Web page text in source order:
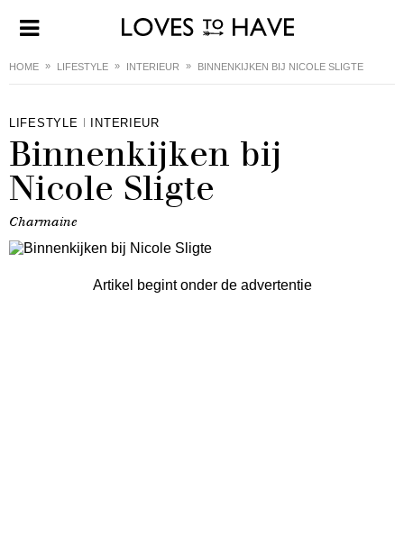
HOME LIFESTYLE INTERIEUR BINNENKIJKEN BIJ NICOLE SLIGTE
LIFESTYLE INTERIEUR
Binnenkijken bij
Nicole Sligte
Charmaine
Artikel begint onder de advertentie